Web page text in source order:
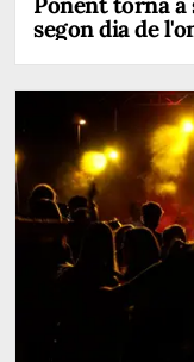
segon dia de